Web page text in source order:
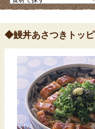
◆鰻丼あさつきトッ